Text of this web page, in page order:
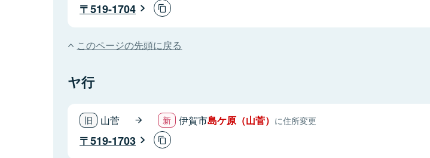
519-1704
このページの先頭に戻る
ヤ行
山菅 伊賀市島ケ原（山菅） に住所変更
519-1703